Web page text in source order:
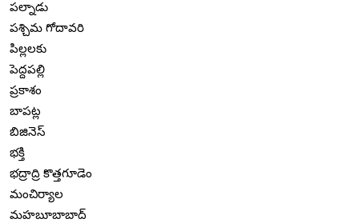
పల్నాడు
పశ్చిమ గోదావరి
పిల్లలకు
పెద్దపల్లి
ప్రకాశం
బాపట్ల
బిజినెస్
భక్తి
భద్రాద్రి కొత్తగూడెం
మంచిర్యాల
మహబూబాబాద్